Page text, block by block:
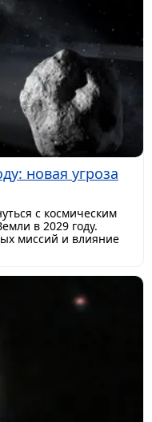
новая угроза
с космическим
в 2029 году.
миссий и влияние